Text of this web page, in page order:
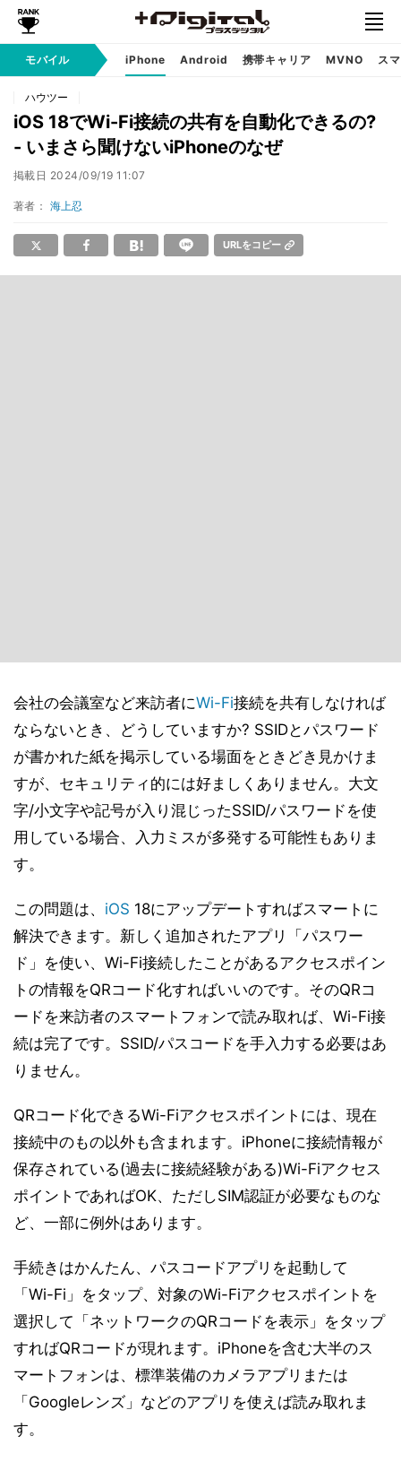
モバイル iPhone Android 携帯キャリア MVNO ス
ハウツー
iOS 18でWi-Fi接続の共有を自動化できるの?
- いまさら聞けないiPhoneのなぜ
掲載日 2024/09/19 11:07
著者： 海上忍
URLをコピー
会社の会議室など来訪者にWi-Fi接続を共有しなければ
ならないとき、どうしていますか? SSIDとパスワード
が書かれた紙を掲示している場面をときどき見かけま
すが、セキュリティ的には好ましくありません。大文
字/小文字や記号が入り混じったSSID/パスワードを使
用している場合、入力ミスが多発する可能性もありま
す。
この問題は、 iOS 18にアップデートすればスマートに
解決できます。新しく追加されたアプリ「パスワー
ド」を使い、Wi-Fi接続したことがあるアクセスポイン
トの情報をQRコード化すればいいのです。そのQRコ
ードを来訪者のスマートフォンで読み取れば、Wi-Fi接
続は完了です。SSID/パスコードを手入力する必要はあ
りません。
QRコード化できるWi-Fiアクセスポイントには、現在
接続中のもの以外も含まれます。iPhoneに接続情報が
保存されている(過去に接続経験がある)Wi-Fiアクセス
ポイントであればOK、ただしSIM認証が必要なものな
ど、一部に例外はあります。
手続きはかんたん、パスコードアプリを起動して
「Wi-Fi」をタップ、対象のWi-Fiアクセスポイントを
選択して「ネットワークのQRコードを表示」をタップ
すればQRコードが現れます。iPhoneを含む大半のス
マートフォンは、標準装備のカメラアプリまたは
「Googleレンズ」などのアプリを使えば読み取れま
す。